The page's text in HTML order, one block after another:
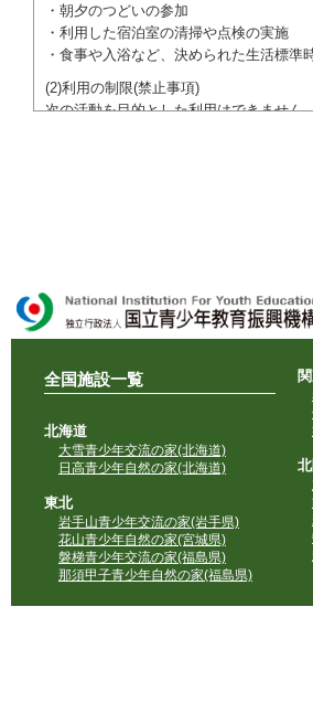
・朝夕のつどいの参加
・利用した宿泊室の清掃や点検の実施
・食事や入浴など、決められた生活標
(2)利用の制限(禁止事項)
次の活動を目的とした利用はできません
●特定の政党を支持、またはこれに反対
●特定の宗教を支持、またはこれに反対
域での勧誘活動を行ったり、自らの団体
全国施設一覧
北海道
大雪青少年交流の家(北海道)
日高青少年自然の家(北海道)
東北
岩手山青少年交流の家(岩手県)
花山青少年自然の家(宮城県)
磐梯青少年交流の家(福島県)
那須甲子青少年自然の家(福島県)